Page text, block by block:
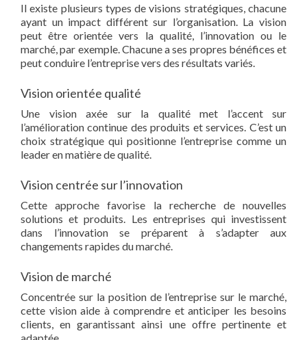
Il existe plusieurs types de visions stratégiques, chacune
ayant un impact différent sur l’organisation. La vision
peut être orientée vers la qualité, l’innovation ou le
marché, par exemple. Chacune a ses propres bénéfices et
peut conduire l’entreprise vers des résultats variés.
Vision orientée qualité
Une vision axée sur la qualité met l’accent sur
l’amélioration continue des produits et services. C’est un
choix stratégique qui positionne l’entreprise comme un
leader en matière de qualité.
Vision centrée sur l’innovation
Cette approche favorise la recherche de nouvelles
solutions et produits. Les entreprises qui investissent
dans l’innovation se préparent à s’adapter aux
changements rapides du marché.
Vision de marché
Concentrée sur la position de l’entreprise sur le marché,
cette vision aide à comprendre et anticiper les besoins
clients, en garantissant ainsi une offre pertinente et